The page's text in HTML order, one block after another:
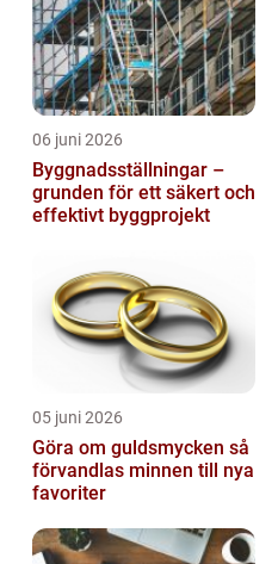
06 juni 2026
Byggnadsställningar –
grunden för ett säkert och
effektivt byggprojekt
05 juni 2026
Göra om guldsmycken så
förvandlas minnen till nya
favoriter